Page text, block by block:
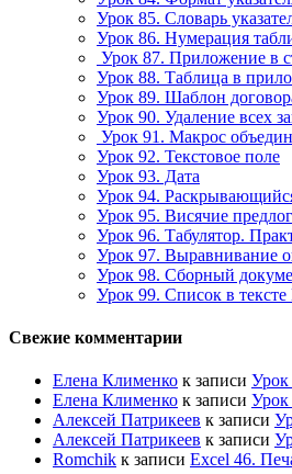
Урок 85. Словарь
Урок 86. Нумерация
Урок 87. Приложение в
Урок 88. Таблица в
Урок 89. Шаблон
Урок 90. Удаление всех
Урок 91. Макрос
Урок 92. Текстовое поле
Урок 93. Дата
Урок 94.
Урок 95. Висячие
Урок 96. Табулятор.
Урок 97. Выравнивание
Урок 98. Сборный
Урок 99. Список в
Свежие комментарии
Елена Клименко к записи Урок
Елена Клименко к записи Урок
Алексей Патрикеев к записи
Алексей Патрикеев к записи
Romchik к записи Excel 46.